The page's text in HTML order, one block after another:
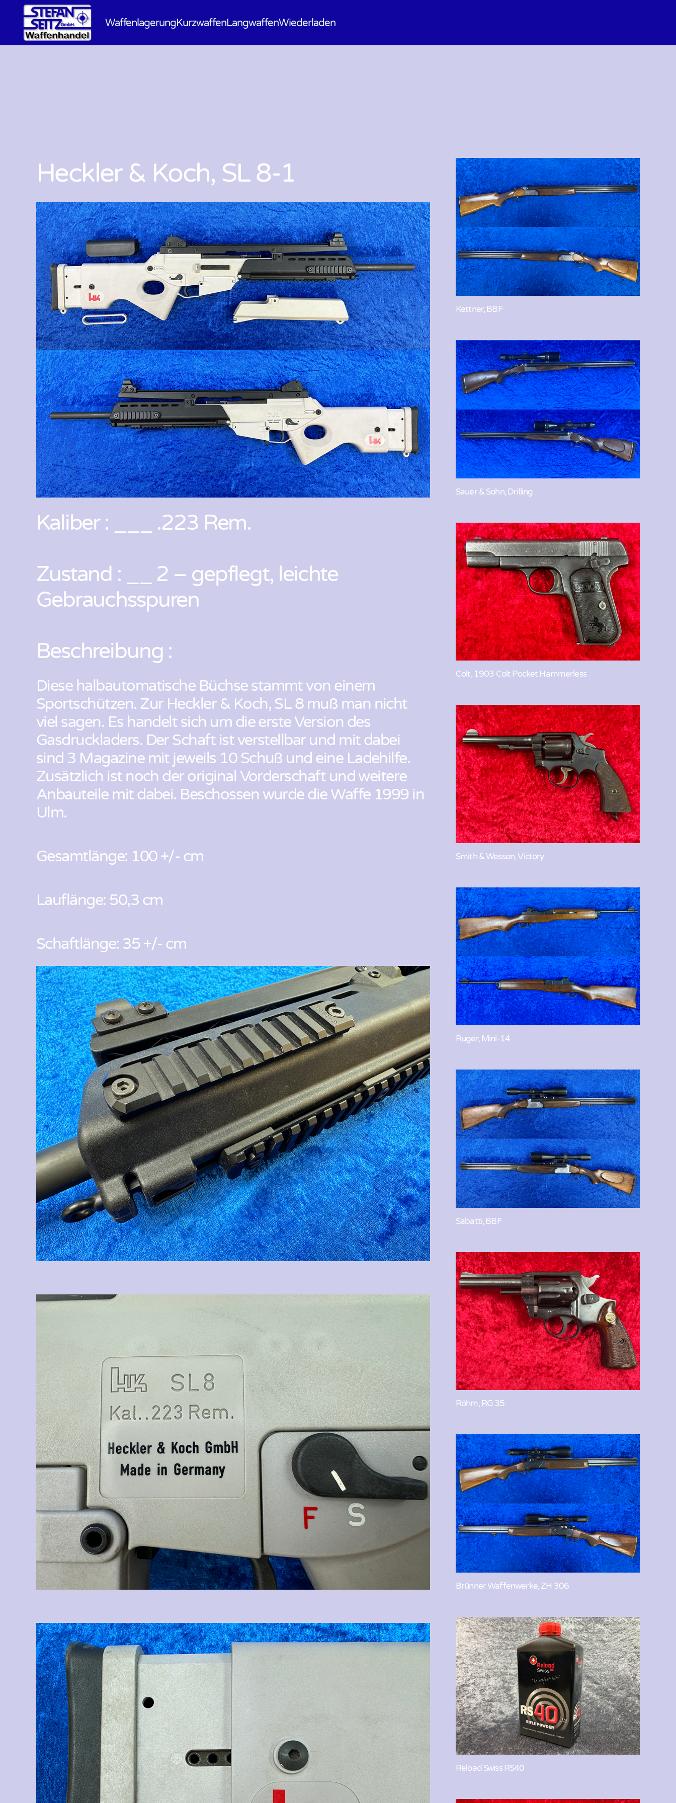
WaffenlagerungKurzwaffenLangwaffenWiederladen
Heckler & Koch, SL 8-1
Kaliber : ___ .223 Rem.
Zustand : __ 2 – gepflegt, leichte
Gebrauchsspuren
Beschreibung :
Diese halbautomatische Büchse stammt von einem
Sportschützen. Zur Heckler & Koch, SL 8 muß man nicht
viel sagen. Es handelt sich um die erste Version des
Gasdruckladers. Der Schaft ist verstellbar und mit dabei
sind 3 Magazine mit jeweils 10 Schuß und eine Ladehilfe.
Zusätzlich ist noch der original Vorderschaft und weitere
Anbauteile mit dabei. Beschossen wurde die Waffe 1999 in
Ulm.
Gesamtlänge: 100 +/- cm
Lauflänge: 50,3 cm
Schaftlänge: 35 +/- cm
Kettner, BBF
Sauer & Sohn, Drilling
Colt, 1903 Colt Pocket Hammerless
Smith & Wesson, Victory
Ruger, Mini-14
Sabatti, BBF
Röhm, RG 35
Brünner Waffenwerke, ZH 306
Reload Swiss RS40